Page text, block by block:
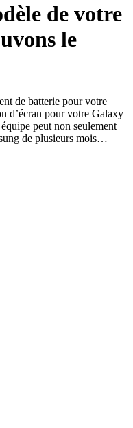
de votre
le
de batterie pour votre
d’écran pour votre Galaxy
peut non seulement
de plusieurs mois…